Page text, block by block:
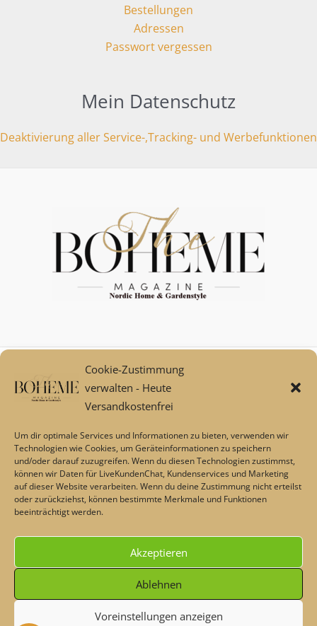
Cookie-Zustimmung
verwalten - Heute
Versandkostenfrei
Um dir optimale Services und Informationen zu bieten, verwenden wir
Technologien wie Cookies, um Geräteinformationen zu speichern
und/oder darauf zuzugreifen. Wenn du diesen Technologien zustimmst,
können wir Daten für LiveKundenChat, Kundenservices und Marketing
auf dieser Website verarbeiten. Wenn du deine Zustimmung nicht erteilst
oder zurückziehst, können bestimmte Merkmale und Funktionen
beeinträchtigt werden.
Akzeptieren
Ablehnen
Voreinstellungen anzeigen
Bestellungen
Adressen
Passwort vergessen
Mein Datenschutz
Deaktivierung aller Service-,Tracking- und Werbefunktionen
Mein Konto
Zahlungsarten
Versand und Retoure****
AGB
Impressum
Datenschutz
Über uns
Echtheit von Bewertungen
Barrierefreiheit
Die durchgestrichenen Preise entsprechen dem bisherigen Preis